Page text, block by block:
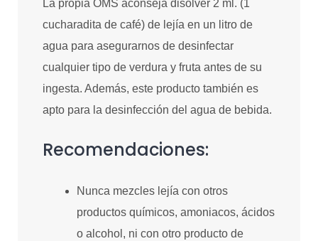
La propia OMS aconseja disolver 2 ml. (1
cucharadita de café) de lejía en un litro de
agua para asegurarnos de desinfectar
cualquier tipo de verdura y fruta antes de su
ingesta. Además, este producto también es
apto para la desinfección del agua de bebida.
Recomendaciones:
Nunca mezcles lejía con otros
productos químicos, amoniacos, ácidos
o alcohol, ni con otro producto de